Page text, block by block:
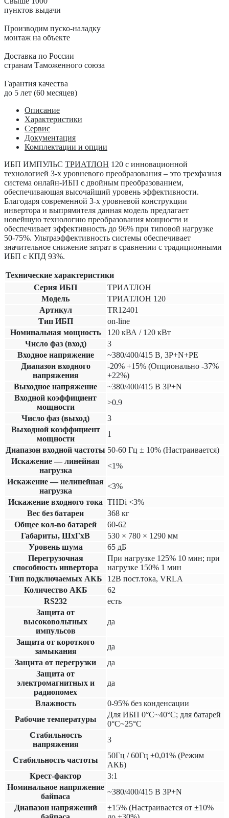
пунктов выдачи
Производим пуско-наладку
монтаж на объекте
Доставка по России
странам Таможенного союза
Гарантия качества
до 5 лет (60 месяцев)
Описание
Характеристики
Сервис
Документация
Комплектации и опции
ИБП ИМПУЛЬС ТРИАТЛОН 120 с инновационной
технологией 3-х уровневого преобразования – это трехфазная
система онлайн-ИБП с двойным преобразованием,
обеспечивающая высочайший уровень эффективности.
Благодаря современной 3-х уровневой конструкции
инвертора и выпрямителя данная модель предлагает
новейшую технологию преобразования мощности и
обеспечивает эффективность до 96% при типовой нагрузке
50-75%. Ультраэффективность системы обеспечивает
значительное снижение затрат в сравнении с традиционными
ИБП с КПД 93%.
Технические характеристики
Серия ИБП
ТРИАТЛОН
Модель
ТРИАТЛОН 120
Артикул
TR12401
Тип ИБП
on-line
Номинальная мощность
120 кВА / 120 кВт
Число фаз (вход)
3
Входное напряжение
~380/400/415 В, 3P+N+PE
Диапазон входного
напряжения
-20% +15% (Опционально -37%
+22%)
Выходное напряжение
~380/400/415 В 3P+N
Входной коэффициент
мощности
>0.9
Число фаз (выход)
3
Выходной коэффициент
мощности
1
Диапазон входной частоты 50-60 Гц ± 10% (Настраивается)
Искажение — линейная
нагрузка
<1%
Искажение — нелинейная
нагрузка
<3%
Искажение входного тока THDi <3%
Вес без батареи
368 кг
Общее кол-во батарей
60-62
Габариты, ШхГхВ
530 × 780 × 1290 мм
Уровень шума
65 дБ
Перегрузочная
способность инвертора
При нагрузке 125% 10 мин; при
нагрузке 150% 1 мин
Тип подключаемых АКБ
12В пост.тока, VRLA
Количество АКБ
62
RS232
есть
Защита от
высоковольтных
импульсов
да
Защита от короткого
замыкания
да
Защита от перегрузки
да
Защита от
электромагнитных и
радиопомех
да
Влажность
0-95% без конденсации
Рабочие температуры
Для ИБП 0°C~40°C; для батарей
0°C~25°C
Cтабильность
напряжения
3
Стабильность частоты
50Гц / 60Гц ±0,01% (Режим
АКБ)
Крест-фактор
3:1
Номинальное напряжение
байпаса
~380/400/415 В 3P+N
Диапазон напряжений
±15% (Настраивается от ±10%